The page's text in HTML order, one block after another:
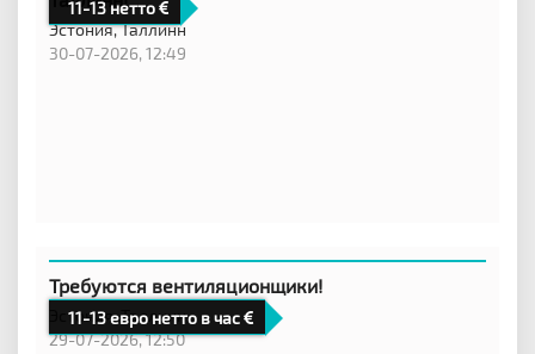
11-13 нетто
Эстония,Таллинн
30-07-2026, 12:49
11-13 евро нетто в час
Требуются вентиляционщики!
Эстония,Таллинн
29-07-2026, 12:50